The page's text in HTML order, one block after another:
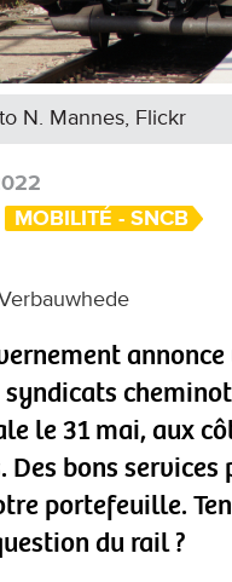
N. Mannes, Flickr
MOBILITÉ - SNCB
syndicats
le 31 mai, aux
Des bons
portefeuille.
du rail ?